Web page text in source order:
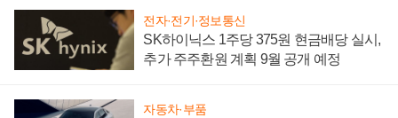
전자·전기·정보통신
SK하이닉스 1주당 375원 현금배당 실시,
추가 주주환원 계획 9월 공개 예정
자동차·부품